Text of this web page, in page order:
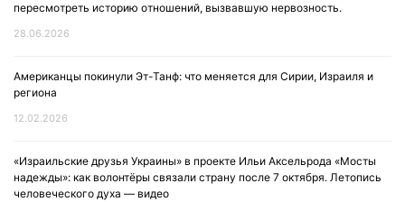
пересмотреть историю отношений, вызвавшую нервозность.
28.06.2026
Американцы покинули Эт-Танф: что меняется для Сирии, Израиля и
региона
12.02.2026
«Израильские друзья Украины» в проекте Ильи Аксельрода «Мосты
надежды»: как волонтёры связали страну после 7 октября. Летопись
человеческого духа — видео